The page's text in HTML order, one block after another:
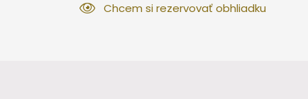
Chcem si rezervovať obhliadku